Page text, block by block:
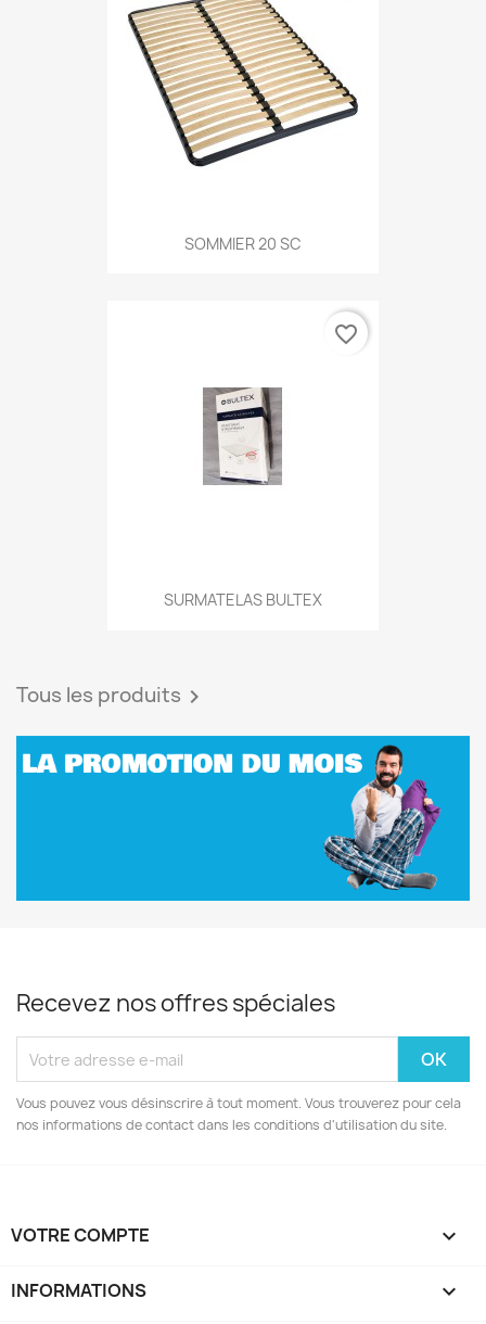
SOMMIER 20 SC
SURMATELAS BULTEX
favorite_border
Tous les produits 
Recevez nos offres spéciales
Vous pouvez vous désinscrire à tout moment. Vous trouverez pour cela
nos informations de contact dans les conditions d'utilisation du site.
VOTRE COMPTE 
INFORMATIONS keyboard_arrow_down